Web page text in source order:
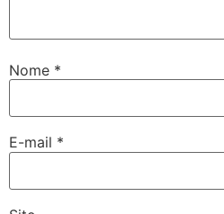
Nome *
E-mail *